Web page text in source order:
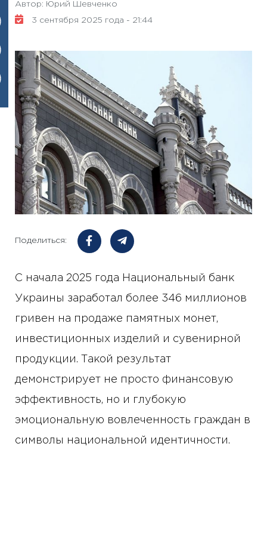
Автор: Юрий Шевченко
3 сентября 2025 года - 21:44
Поделиться:
С начала 2025 года Национальный банк
Украины заработал более 346 миллионов
гривен на продаже памятных монет,
инвестиционных изделий и сувенирной
продукции. Такой результат
демонстрирует не просто финансовую
эффективность, но и глубокую
эмоциональную вовлеченность граждан в
символы национальной идентичности.